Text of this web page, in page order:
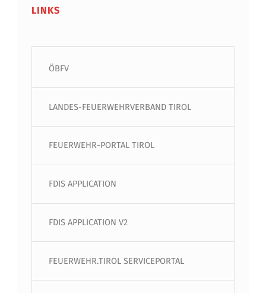
LINKS
ÖBFV
LANDES-FEUERWEHRVERBAND TIROL
FEUERWEHR-PORTAL TIROL
FDIS APPLICATION
FDIS APPLICATION V2
FEUERWEHR.TIROL SERVICEPORTAL